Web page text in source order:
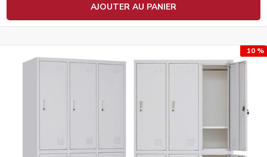
AJOUTER AU PANIER
10 %